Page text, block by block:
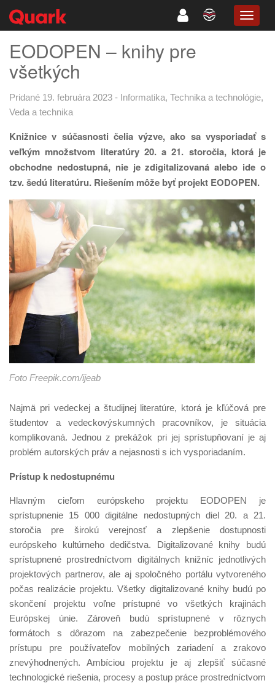
EODOPEN – knihy pre
všetkých
Pridané 19. februára 2023 - Informatika, Technika a technológie,
Veda a technika
Knižnice v súčasnosti čelia výzve, ako sa vysporiadať s
veľkým množstvom literatúry 20. a 21. storočia, ktorá je
obchodne nedostupná, nie je zdigitalizovaná alebo ide o
tzv. šedú literatúru. Riešením môže byť projekt EODOPEN.
Foto Freepik.com/ijeab
Najmä pri vedeckej a študijnej literatúre, ktorá je kľúčová pre
študentov a vedeckovýskumných pracovníkov, je situácia
komplikovaná. Jednou z prekážok pri jej sprístupňovaní je aj
problém autorských práv a nejasnosti s ich vysporiadaním.
Prístup k nedostupnému
Hlavným cieľom európskeho projektu EODOPEN je
sprístupnenie 15 000 digitálne nedostupných diel 20. a 21.
storočia pre širokú verejnosť a zlepšenie dostupnosti
európskeho kultúrneho dedičstva. Digitalizované knihy budú
sprístupnené prostredníctvom digitálnych knižníc jednotlivých
projektových partnerov, ale aj spoločného portálu vytvoreného
počas realizácie projektu. Všetky digitalizované knihy budú po
skončení projektu voľne prístupné vo všetkých krajinách
Európskej únie. Zároveň budú sprístupnené v rôznych
formátoch s dôrazom na zabezpečenie bezproblémového
prístupu pre používateľov mobilných zariadení a zrakovo
znevýhodnených. Ambíciou projektu je aj zlepšiť súčasné
technologické riešenia, procesy a postup práce prostredníctvom